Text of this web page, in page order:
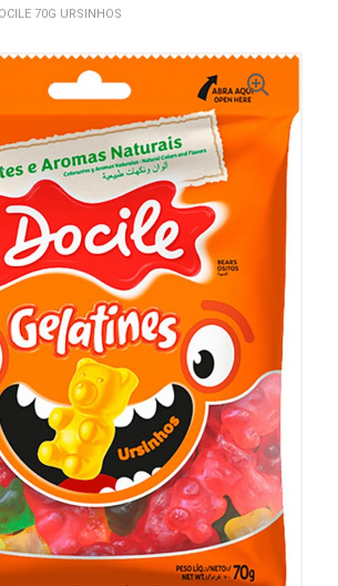
70G URSINHOS